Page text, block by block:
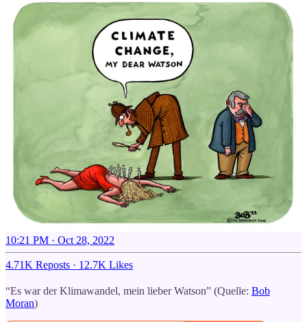
10:21 PM · Oct 28, 2022
4.71K Reposts · 12.7K Likes
“Es war der Klimawandel, mein lieber Watson” (Quelle: Bob
Moran)